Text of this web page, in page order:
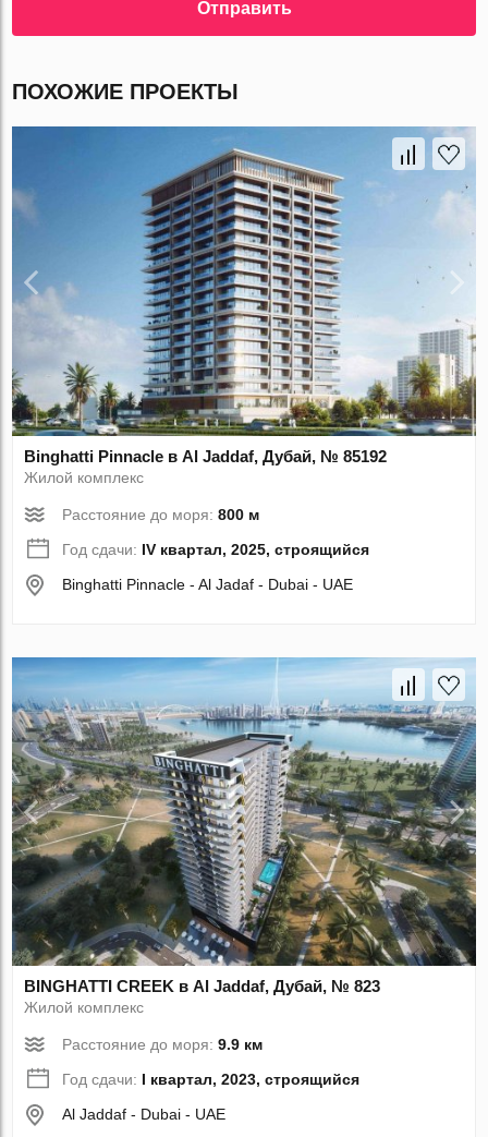
Отправить
ПОХОЖИЕ ПРОЕКТЫ
Binghatti Pinnacle в Al Jaddaf, Дубай, № 85192
Жилой комплекс
Расстояние до моря:800 м
Год сдачи: IV квартал, 2025, строящийся
Binghatti Pinnacle - Al Jadaf - Dubai - UAE
BINGHATTI CREEK в Al Jaddaf, Дубай, № 823
Жилой комплекс
Расстояние до моря:9.9 км
Год сдачи: I квартал, 2023, строящийся
Al Jaddaf - Dubai - UAE